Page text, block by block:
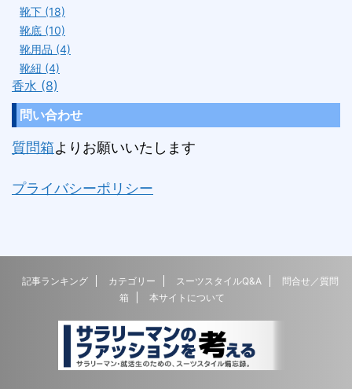
靴下 (18)
靴底 (10)
靴用品 (4)
靴紐 (4)
香水 (8)
問い合わせ
質問箱よりお願いいたします
プライバシーポリシー
記事ランキング カテゴリー スーツスタイルQ&A
問合せ／質問
箱
本サイトについて